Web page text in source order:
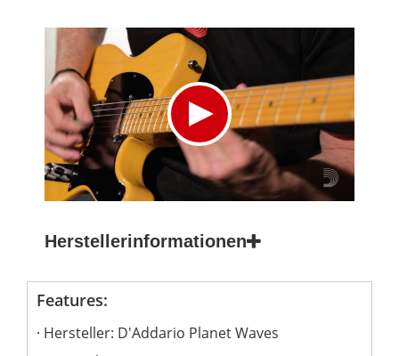
Herstellerinformationen
Features:
Hersteller: D'Addario Planet Waves